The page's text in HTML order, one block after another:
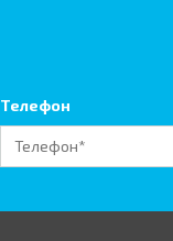
Телефон